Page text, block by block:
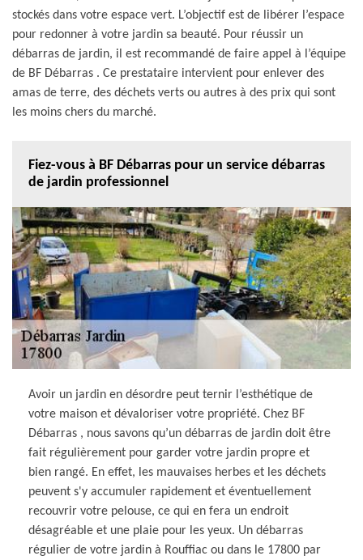
stockés dans votre espace vert. L’objectif est de libérer l’espace
pour redonner à votre jardin sa beauté. Pour réussir un
débarras de jardin, il est recommandé de faire appel à l’équipe
de BF Débarras . Ce prestataire intervient pour enlever des
amas de terre, des déchets verts ou autres à des prix qui sont
les moins chers du marché.
Fiez-vous à BF Débarras pour un service débarras
de jardin professionnel
Avoir un jardin en désordre peut ternir l’esthétique de
votre maison et dévaloriser votre propriété. Chez BF
Débarras , nous savons qu’un débarras de jardin doit être
fait régulièrement pour garder votre jardin propre et
bien rangé. En effet, les mauvaises herbes et les déchets
peuvent s'y accumuler rapidement et éventuellement
recouvrir votre pelouse, ce qui en fera un endroit
désagréable et une plaie pour les yeux. Un débarras
régulier de votre jardin à Rouffiac ou dans le 17800 par